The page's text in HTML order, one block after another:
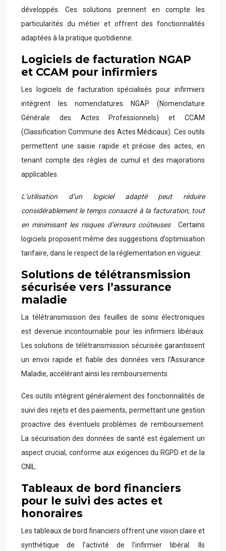
développés. Ces solutions prennent en compte les
particularités du métier et offrent des fonctionnalités
adaptées à la pratique quotidienne.
Logiciels de facturation NGAP
et CCAM pour infirmiers
Les logiciels de facturation spécialisés pour infirmiers
intègrent les nomenclatures NGAP (Nomenclature
Générale des Actes Professionnels) et CCAM
(Classification Commune des Actes Médicaux). Ces outils
permettent une saisie rapide et précise des actes, en
tenant compte des règles de cumul et des majorations
applicables.
L’utilisation d’un logiciel adapté peut réduire
considérablement le temps consacré à la facturation, tout
en minimisant les risques d’erreurs coûteuses
. Certains
logiciels proposent même des suggestions d’optimisation
tarifaire, dans le respect de la réglementation en vigueur.
Solutions de télétransmission
sécurisée vers l’assurance
maladie
La télétransmission des feuilles de soins électroniques
est devenue incontournable pour les infirmiers libéraux.
Les solutions de télétransmission sécurisée garantissent
un envoi rapide et fiable des données vers l’Assurance
Maladie, accélérant ainsi les remboursements.
Ces outils intègrent généralement des fonctionnalités de
suivi des rejets et des paiements, permettant une gestion
proactive des éventuels problèmes de remboursement.
La sécurisation des données de santé est également un
aspect crucial, conforme aux exigences du RGPD et de la
CNIL.
Tableaux de bord financiers
pour le suivi des actes et
honoraires
Les tableaux de bord financiers offrent une vision claire et
synthétique de l’activité de l’infirmier libéral. Ils